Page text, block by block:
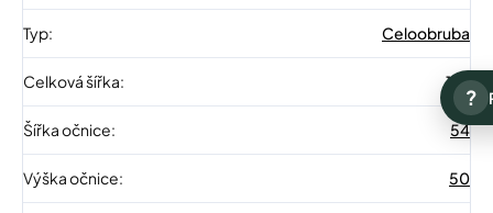
Typ: Celoobruba
Celková šířka: 142
Šířka očnice: 54
Výška očnice: 50
?